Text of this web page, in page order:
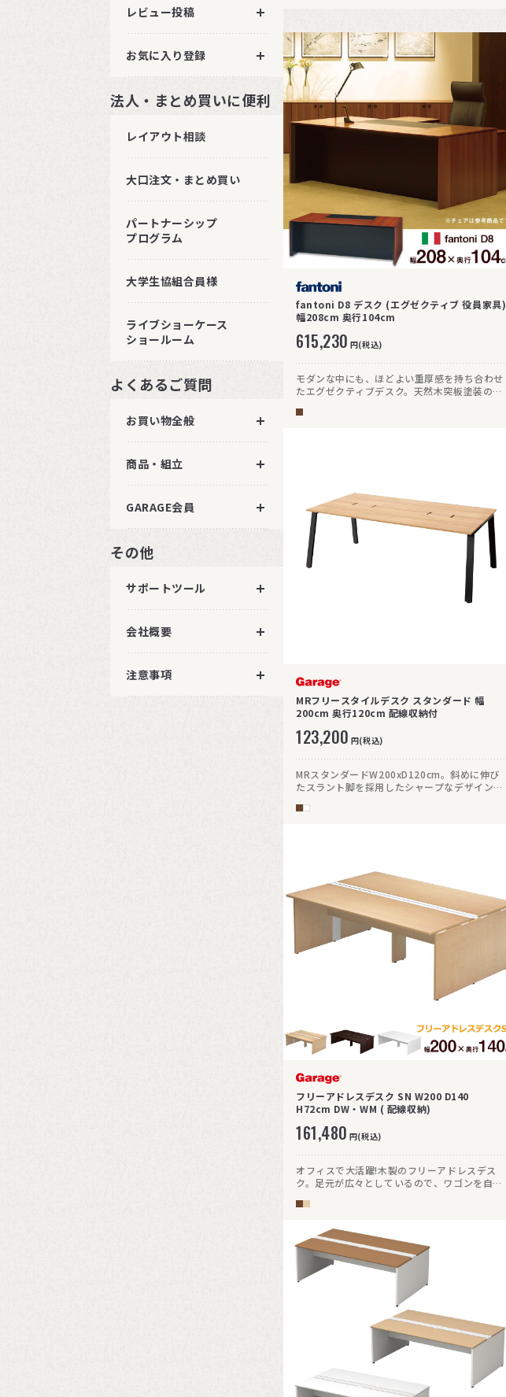
レビュー投稿
お気に入り登録
法人・まとめ買いに便利
レイアウト相談
大口注文・まとめ買い
パートナーシップ
プログラム
大学生協組合員様
ライブショーケース
ショールーム
よくあるご質問
お買い物全般
商品・組立
GARAGE会員
その他
サポートツール
会社概要
注意事項
fantoni D8 デスク (エグゼクティブ 役員家具)
幅208cm 奥行104cm
615,230 円(税込)
モダンな中にも、ほどよい重厚感を持ち合わせ
たエグゼクティブデスク。天然木突板塗装の
だよう、ワンランク上の上質な役員家具です。
MRフリースタイルデスク スタンダード 幅
200cm 奥行120cm 配線収納付
123,200 円(税込)
MRスタンダードW200xD120cm。斜めに伸び
たスラント脚を採用したシャープなデザイン。
現。
フリーアドレスデスク SN W200 D140
H72cm DW・WM ( 配線収納)
161,480 円(税込)
オフィスで大活躍!木製のフリーアドレスデス
ク。足元が広々としているので、ワゴンを自由
装備しているので、ミーティング、作業と幅広